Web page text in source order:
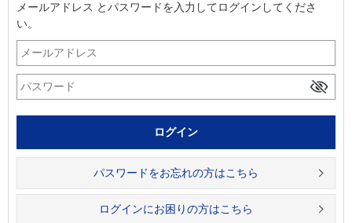
メールアドレス とパスワードを入力してログインしてくださ
い。
パスワードをお忘れの方はこちら
ログインにお困りの方はこちら